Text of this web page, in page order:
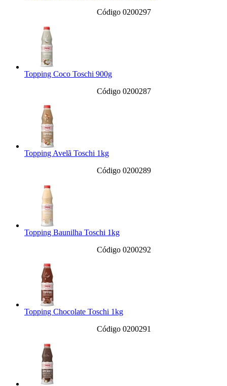
Código 0200297
Topping Coco Toschi 900g
Código 0200287
Topping Avelã Toschi 1kg
Código 0200289
Topping Baunilha Toschi 1kg
Código 0200292
Topping Chocolate Toschi 1kg
Código 0200291